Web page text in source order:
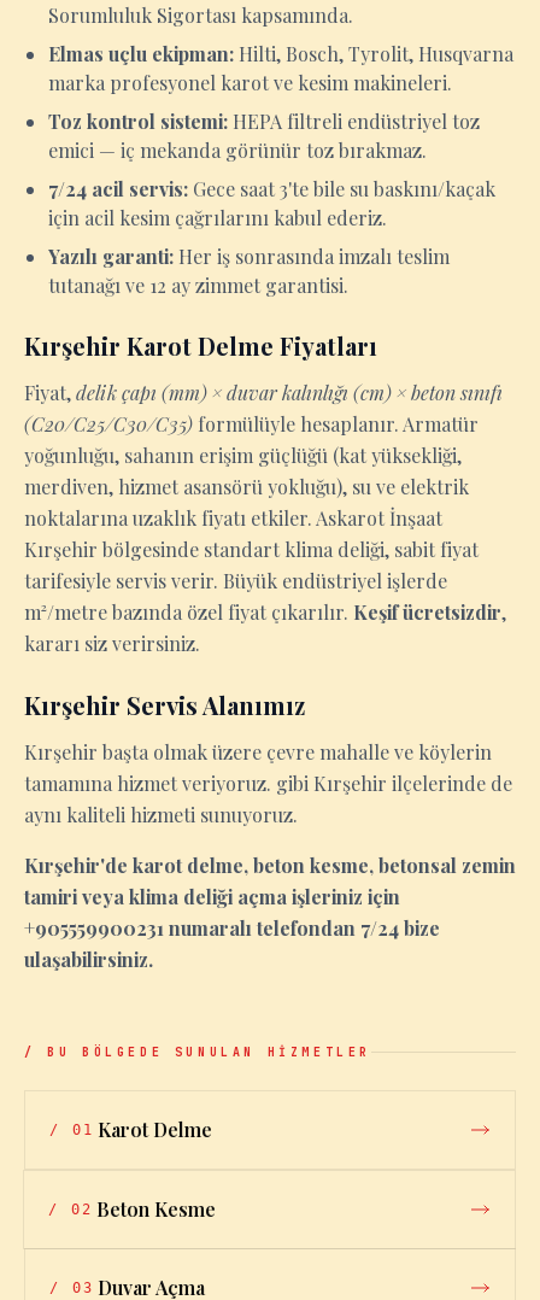
Sorumluluk Sigortası kapsamında.
Elmas uçlu ekipman: Hilti, Bosch, Tyrolit, Husqvarna
marka profesyonel karot ve kesim makineleri.
Toz kontrol sistemi: HEPA filtreli endüstriyel toz
emici — iç mekanda görünür toz bırakmaz.
7/24 acil servis: Gece saat 3'te bile su baskını/kaçak
için acil kesim çağrılarını kabul ederiz.
Yazılı garanti: Her iş sonrasında imzalı teslim
tutanağı ve 12 ay zimmet garantisi.
Kırşehir Karot Delme Fiyatları
Fiyat,delik çapı (mm) × duvar kalınlığı (cm) × beton sınıfı
(C20/C25/C30/C35) formülüyle hesaplanır. Armatür
yoğunluğu, sahanın erişim güçlüğü (kat yüksekliği,
merdiven, hizmet asansörü yokluğu), su ve elektrik
noktalarına uzaklık fiyatı etkiler. Askarot İnşaat
Kırşehir bölgesinde standart klima deliği, sabit fiyat
tarifesiyle servis verir. Büyük endüstriyel işlerde
m²/metre bazında özel fiyat çıkarılır. Keşif ücretsizdir,
kararı siz verirsiniz.
Kırşehir Servis Alanımız
Kırşehir başta olmak üzere çevre mahalle ve köylerin
tamamına hizmet veriyoruz. gibi Kırşehir ilçelerinde de
aynı kaliteli hizmeti sunuyoruz.
Kırşehir'de karot delme, beton kesme, betonsal zemin
tamiri veya klima deliği açma işleriniz için
+905559900231 numaralı telefondan 7/24 bize
ulaşabilirsiniz.
/ BU BÖLGEDE SUNULAN HİZMETLER
/ 01 Karot Delme
/ 02 Beton Kesme
/ 03 Duvar Açma